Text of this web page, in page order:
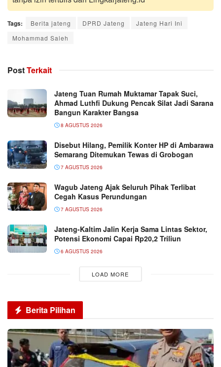
Tags: Berita jateng DPRD Jateng
Jateng Hari Ini
Mohammad Saleh
PostTerkait
Jateng Tuan Rumah Muktamar Tapak Suci,
Ahmad Luthfi Dukung Pencak Silat Jadi Sarana
Bangun Karakter Bangsa
8 AGUSTUS 2026
Disebut Hilang, Pemilik Konter HP di Ambarawa
Semarang Ditemukan Tewas di Grobogan
7 AGUSTUS 2026
Wagub Jateng Ajak Seluruh Pihak Terlibat
Cegah Kasus Perundungan
7 AGUSTUS 2026
Jateng-Kaltim Jalin Kerja Sama Lintas Sektor,
Potensi Ekonomi Capai Rp20,2 Triliun
6 AGUSTUS 2026
LOAD MORE
Berita Pilihan